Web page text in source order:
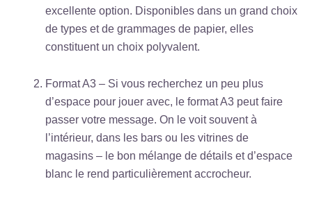
excellente option. Disponibles dans un grand choix
de types et de grammages de papier, elles
constituent un choix polyvalent.
Format A3 – Si vous recherchez un peu plus
d’espace pour jouer avec, le format A3 peut faire
passer votre message. On le voit souvent à
l’intérieur, dans les bars ou les vitrines de
magasins – le bon mélange de détails et d’espace
blanc le rend particulièrement accrocheur.